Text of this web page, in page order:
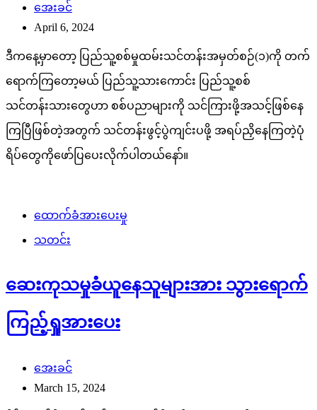
အေးခင်
April 6, 2024
ဒီကနေ့မှာတော့ ပြည်သူ့စစ်မှုထမ်းသင်တန်းအမှတ်စဉ်(၁)ကို တက်
ရောက်ကြတော့မယ် ပြည်သူ့သားကောင်း ပြည်သူ့စစ်
သင်တန်းသားတွေဟာ စစ်ပညာများကို သင်ကြားဖို့အသင့်ဖြစ်နေ
ကြပြီဖြစ်တဲ့အတွက် သင်တန်းဖွင့်ပွဲကျင်းပဖို့ အရပ်ညှိနေကြတဲ့ပုံ
ရိပ်တွေကိုဖော်ပြပေးလိုက်ပါတယ်နော်။
ထောက်ခံအားပေးမှု
သတင်း
ဆေးကုသမှုခံယူနေသူများအား သွားရောက်
ကြည့်ရှုအားပေး
အေးခင်
March 15, 2024